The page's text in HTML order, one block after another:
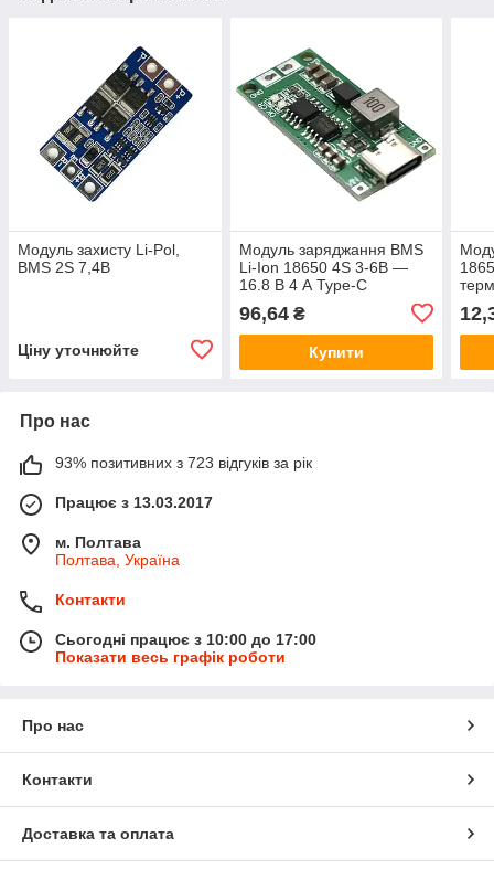
Модуль захисту Li-Pol,
BMS 2S 7,4В
Ціну уточнюйте
Модуль заряджання BMS
Li-Ion 18650 4S 3-6В —
16.8 В 4 А Type-C
96,64₴
Купити
Про нас
93% позитивних з 723 відгуків за рік
Працює з 13.03.2017
м. Полтава
Полтава, Україна
Контакти
Сьогодні працює з 10:00 до 17:00
Показати весь графік роботи
Про нас
Контакти
Доставка та оплата